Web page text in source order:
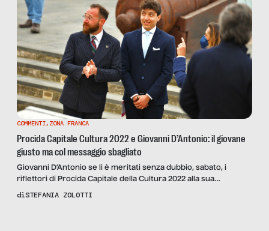
COMMENTI, ZONA FRANCA
Procida Capitale Cultura 2022 e Giovanni D’Antonio: il giovane
giusto ma col messaggio sbagliato
Giovanni D’Antonio se li è meritati senza dubbio, sabato, i
riflettori di Procida Capitale della Cultura 2022 alla sua
inaugurazione ufficiale. Li merita perché è giovane e perché
diSTEFANIA ZOLOTTI